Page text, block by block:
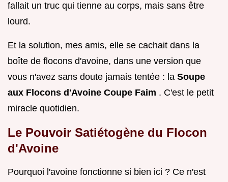
fallait un truc qui tienne au corps, mais sans être
lourd.
Et la solution, mes amis, elle se cachait dans la
boîte de flocons d'avoine, dans une version que
vous n'avez sans doute jamais tentée : la Soupe
aux Flocons d'Avoine Coupe Faim . C'est le petit
miracle quotidien.
Le Pouvoir Satiétogène du Flocon
d'Avoine
Pourquoi l'avoine fonctionne si bien ici ? Ce n'est